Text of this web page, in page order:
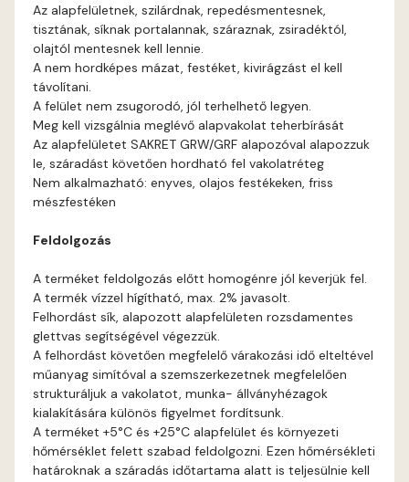
Bone D
Brick E
Caramel D
Citrus C
Citrus D
Citrus E
Cobalt E
Cognac E
Az alapfelületnek, szilárdnak, repedésmentesnek,
tisztának, síknak portalannak, száraznak, zsiradéktól,
olajtól mentesnek kell lennie.
A nem hordképes mázat, festéket, kivirágzást el kell
távolítani.
A felület nem zsugorodó, jól terhelhető legyen.
Meg kell vizsgálnia meglévő alapvakolat teherbírását
Az alapfelületet SAKRET GRW/GRF alapozóval alapozzuk
le, száradást követően hordható fel vakolatréteg
Nem alkalmazható: enyves, olajos festékeken, friss
mészfestéken
Feldolgozás
A terméket feldolgozás előtt homogénre jól keverjük fel.
A termék vízzel hígítható, max. 2% javasolt.
Felhordást sík, alapozott alapfelületen rozsdamentes
glettvas segítségével végezzük.
A felhordást követően megfelelő várakozási idő elteltével
műanyag simítóval a szemszerkezetnek megfelelően
strukturáljuk a vakolatot, munka- állványhézagok
kialakítására különös figyelmet fordítsunk.
A terméket +5°C és +25°C alapfelület és környezeti
hőmérséklet felett szabad feldolgozni. Ezen hőmérsékleti
határoknak a száradás időtartama alatt is teljesülnie kell